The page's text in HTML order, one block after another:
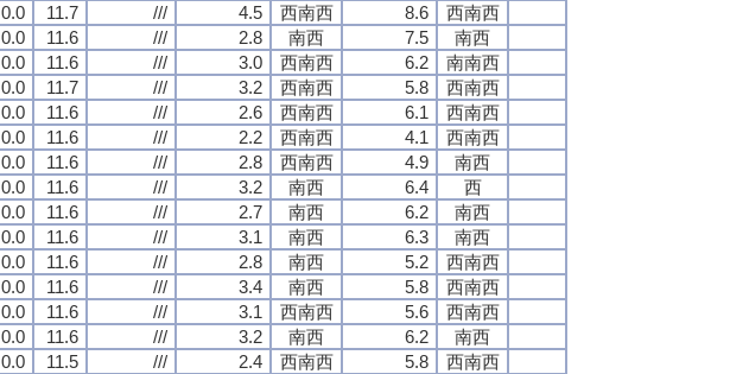
0.0 11.7 /// 4.5 西南西 8.6
西南西
0.0 11.6 /// 2.8 南西 7.5
南西
0.0 11.6 /// 3.0 西南西 6.2
南南西
0.0 11.7 /// 3.2 西南西 5.8
西南西
0.0 11.6 /// 2.6 西南西 6.1
西南西
0.0 11.6 /// 2.2 西南西 4.1
西南西
0.0 11.6 /// 2.8 西南西 4.9
南西
0.0 11.6 /// 3.2 南西 6.4
西
0.0 11.6 /// 2.7 南西 6.2
南西
0.0 11.6 /// 3.1 南西 6.3
南西
0.0 11.6 /// 2.8 南西 5.2
西南西
0.0 11.6 /// 3.4 南西 5.8
西南西
0.0 11.6 /// 3.1 西南西 5.6
西南西
0.0 11.6 /// 3.2 南西 6.2
南西
0.0 11.5 /// 2.4 西南西 5.8
西南西